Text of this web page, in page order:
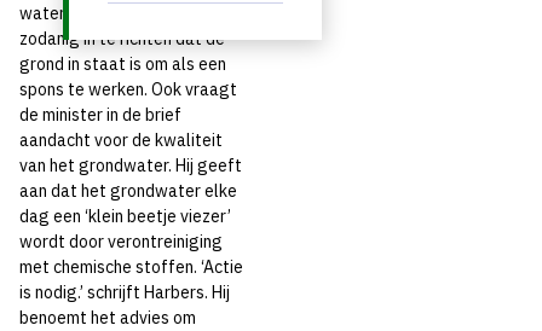
waterbeheer en landgebruik
zodanig in te richten dat de
grond in staat is om als een
spons te werken. Ook vraagt
de minister in de brief
aandacht voor de kwaliteit
van het grondwater. Hij geeft
aan dat het grondwater elke
dag een ‘klein beetje viezer’
wordt door verontreiniging
met chemische stoffen. ‘Actie
is nodig.’ schrijft Harbers. Hij
benoemt het advies om